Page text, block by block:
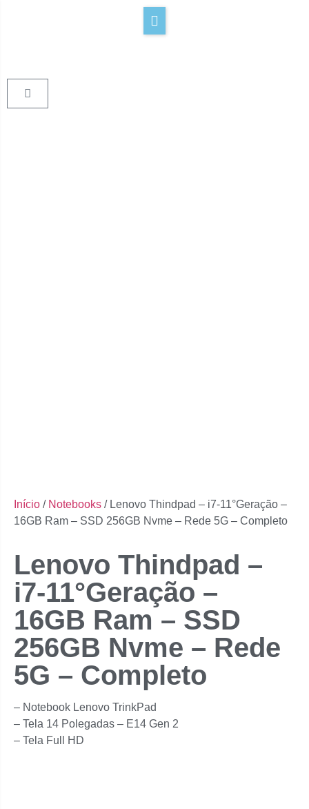
Início / Notebooks / Lenovo Thindpad – i7-11°Geração –
16GB Ram – SSD 256GB Nvme – Rede 5G – Completo
Lenovo Thindpad –
i7-11°Geração –
16GB Ram – SSD
256GB Nvme – Rede
5G – Completo
– Notebook Lenovo TrinkPad
– Tela 14 Polegadas – E14 Gen 2
– ⁠Tela Full HD